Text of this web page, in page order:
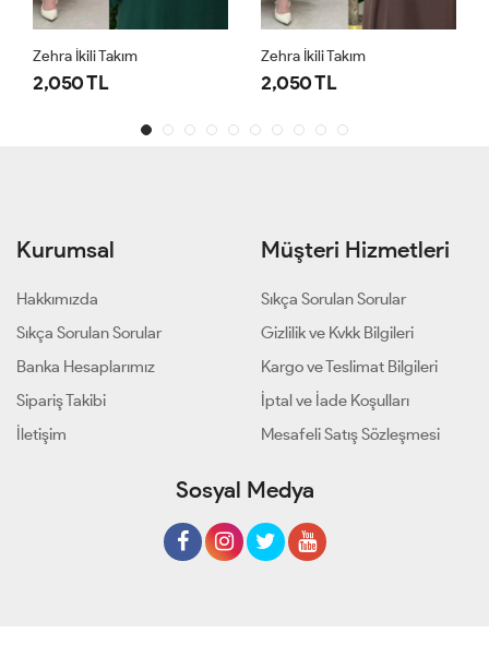
Zehra İkili Takım
2,050 TL
Zehra İkili Takım
2,050 TL
Kurumsal
Hakkımızda
Sıkça Sorulan Sorular
Banka Hesaplarımız
Sipariş Takibi
İletişim
Müşteri Hizmetleri
Sıkça Sorulan Sorular
Gizlilik ve Kvkk Bilgileri
Kargo ve Teslimat Bilgileri
İptal ve İade Koşulları
Mesafeli Satış Sözleşmesi
Sosyal Medya